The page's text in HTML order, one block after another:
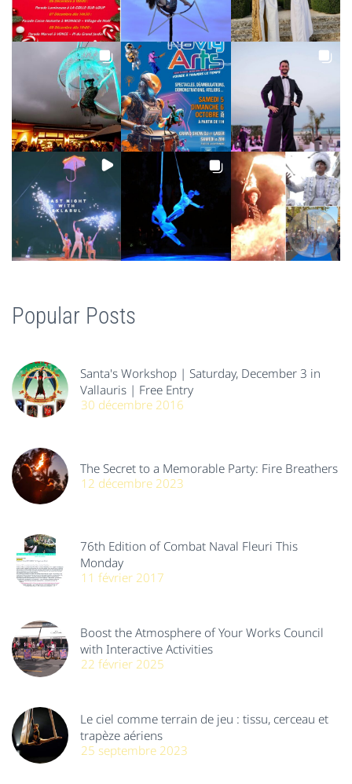
Popular Posts
Santa's Workshop | Saturday, December 3 in
Vallauris | Free Entry
30 décembre 2016
The Secret to a Memorable Party: Fire Breathers
12 décembre 2023
76th Edition of Combat Naval Fleuri This
Monday
11 février 2017
Boost the Atmosphere of Your Works Council
with Interactive Activities
22 février 2025
Le ciel comme terrain de jeu : tissu, cerceau et
trapèze aériens
25 septembre 2023